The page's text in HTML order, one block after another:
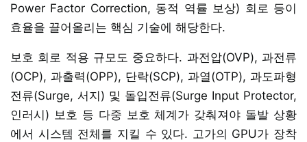
Power Factor Correction, 동적 역률 보상) 회로 등이
효율을 끌어올리는 핵심 기술에 해당한다.
보호 회로 적용 규모도 중요하다. 과전압(OVP), 과전류
(OCP), 과출력(OPP), 단락(SCP), 과열(OTP), 과도파형
전류(Surge, 서지) 및 돌입전류(Surge Input Protector,
인러시) 보호 등 다중 보호 체계가 갖춰져야 돌발 상황
에서 시스템 전체를 지킬 수 있다. 고가의 GPU가 장착